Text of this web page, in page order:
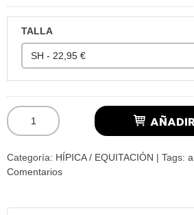
TALLA
Categoría: HÍPICA / EQUITACIÓN | Tags:
Comentarios